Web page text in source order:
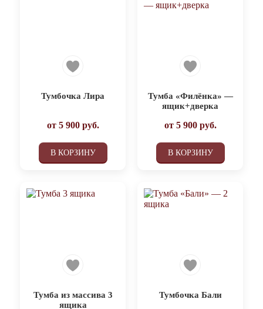
Тумбочка Лира
от 5 900руб.
В КОРЗИНУ
Тумба «Филёнка» —
ящик+дверка
от 5 900руб.
В КОРЗИНУ
Тумба из массива 3
ящика
Тумбочка Бали